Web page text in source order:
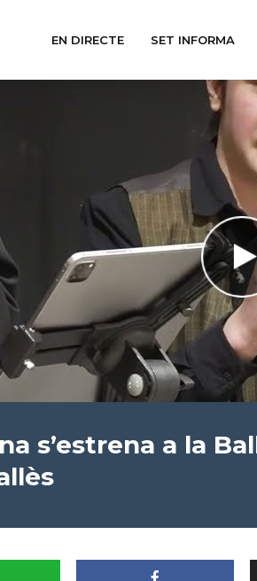
EN DIRECTE SET INFORMA
s’estrena a la